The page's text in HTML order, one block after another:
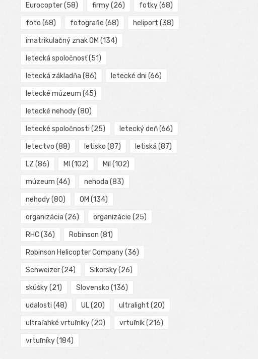
Eurocopter(58) firmy(26) fotky(68)
foto (68) fotografie (68) heliport (38)
imatrikulačný znak OM (134)
letecká spoločnosť(51)
letecká základňa (86) letecké dni (66)
letecké múzeum (45)
letecké nehody(80)
letecké spoločnosti (25) letecký deň(66)
letectvo (88) letisko (87) letiská (87)
LZ (86) MI (102) Mil (102)
múzeum (46) nehoda (83)
nehody(80) OM (134)
organizácia (26) organizácie (25)
RHC(36) Robinson (81)
Robinson Helicopter Company(36)
Schweizer(24) Sikorsky(26)
skúšky(21) Slovensko (136)
udalosti (48) UL(20) ultralight (20)
ultraľahké vrtuľníky(20) vrtuľník(216)
vrtuľníky(184)